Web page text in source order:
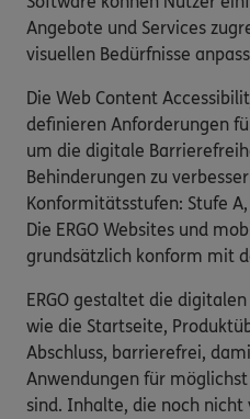
Angebote und Services
visuellen Bedürfnisse
Die Web Content
definieren Anforderungen
um die digitale
Behinderungen zu
Konformitätsstufen: Stufe
Die ERGO Websites und
grundsätzlich konform mit
ERGO gestaltet die
wie die Startseite,
Abschluss, barrierefrei,
Anwendungen für
sind. Inhalte, die noch nicht